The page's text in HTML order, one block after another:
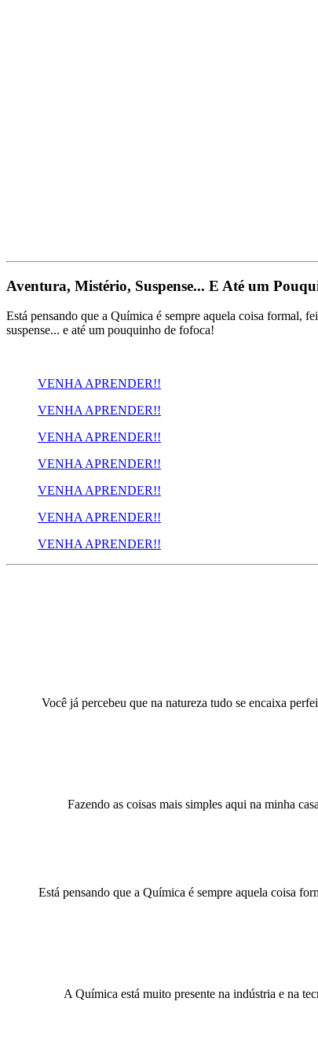
Aventura, Mistério, Suspense... E Até um
Está pensando que a Química é sempre aquela coisa formal,
suspense... e até um pouquinho de fofoca!
VENHA APRENDER!!
VENHA APRENDER!!
VENHA APRENDER!!
VENHA APRENDER!!
VENHA APRENDER!!
VENHA APRENDER!!
VENHA APRENDER!!
Você já percebeu que na natureza tudo se encaixa
Fazendo as coisas mais simples aqui na minha
Está pensando que a Química é sempre aquela coisa
A Química está muito presente na indústria e na